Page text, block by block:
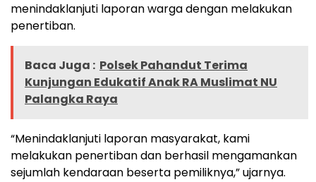
menindaklanjuti laporan warga dengan melakukan
penertiban.
Baca Juga : Polsek Pahandut Terima
Kunjungan Edukatif Anak RA Muslimat NU
Palangka Raya
“Menindaklanjuti laporan masyarakat, kami
melakukan penertiban dan berhasil mengamankan
sejumlah kendaraan beserta pemiliknya,” ujarnya.